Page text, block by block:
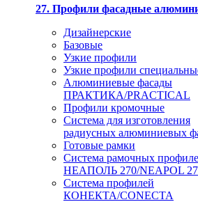
27. Профили фасадные
Дизайнерские
Базовые
Узкие профили
Узкие профили
Алюминиевые фасады
ПРАКТИКА/PRACTICAL
Профили кромочные
Система для изготовления
радиусных алюминиевых
Готовые рамки
Система рамочных
НЕАПОЛЬ 270/NEAPOL
Система профилей
КОНЕКТА/CONECTA